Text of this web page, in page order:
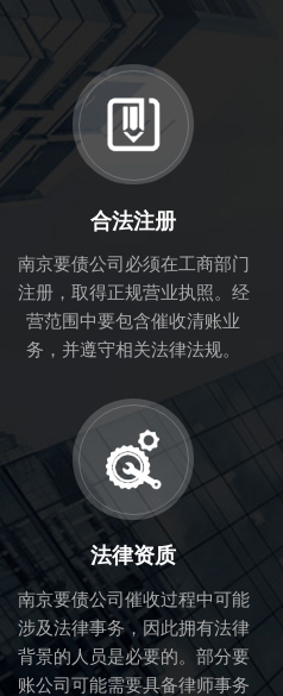
合法注册
南京要债公司必须在工商部门
注册，取得正规营业执照。经
营范围中要包含催收清账业
务，并遵守相关法律法规。
法律资质
南京要债公司催收过程中可能
涉及法律事务，因此拥有法律
背景的人员是必要的。部分要
账公司可能需要具备律师事务